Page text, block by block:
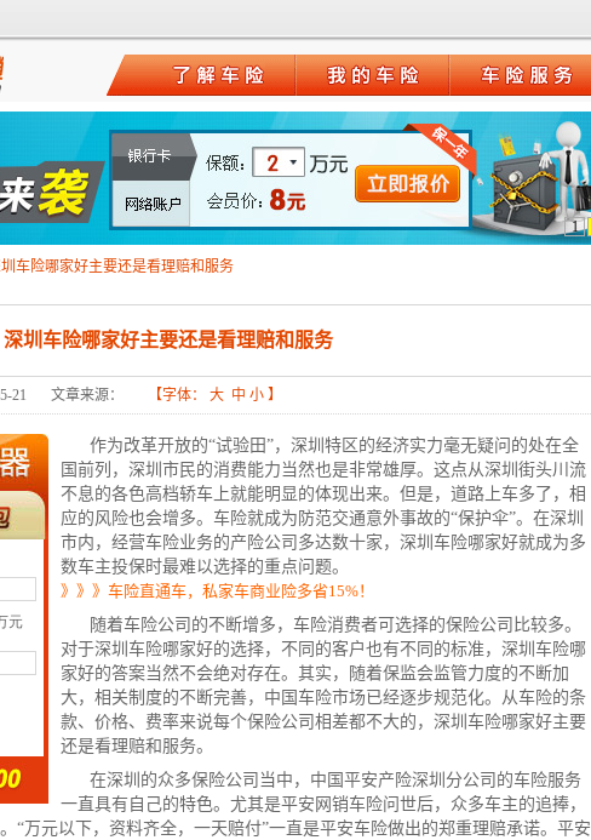
1
车险哪家好主要还是看理赔和服务
深圳车险哪家好主要还是看理赔和服务
21 文章来源： 【字体： 大 中 小 】
作为改革开放的“试验田”，深圳特区的经济实力毫无疑问的处在全
国前列，深圳市民的消费能力当然也是非常雄厚。这点从深圳街头川流
不息的各色高档轿车上就能明显的体现出来。但是，道路上车多了，相
应的风险也会增多。车险就成为防范交通意外事故的“保护伞”。在深圳
市内，经营车险业务的产险公司多达数十家， 深圳车险哪家好就成为多
数车主投保时最难以选择的重点问题。
》》》车险直通车，私家车商业险多省15%！
随着车险公司的不断增多，车险消费者可选择的保险公司 比较多。
对于深圳车险哪家好的选择，不同的客户也有不同的标准，深圳车险哪
家好的答案当然不会绝对存在。其实，随着保监会监管力度的不断加
大，相关制度的不断完善，中国 车险市场已经逐步规范化。从车险的条
款、价格、费率来说每个保险公司相差都不大的， 深圳车险哪家好主要
还是看理赔和服务。
在深圳的众多保险公司当中，中国平安产险深圳分公司的车险服务
一直具有自己的特色。尤其是平安网销车险问世后，众多车主的追捧，
“万元以下，资料齐全，一天赔付”一直是平安车险做出的郑重理赔承诺。平安